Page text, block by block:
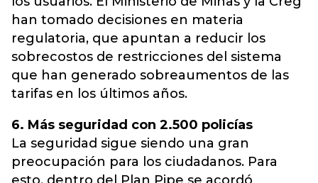
han tomado decisiones en materia
regulatoria, que apuntan a reducir los
sobrecostos de restricciones del sistema
que han generado sobreaumentos de las
tarifas en los últimos años.
6. Más seguridad con 2.500 policías
La seguridad sigue siendo una gran
preocupación para los ciudadanos. Para